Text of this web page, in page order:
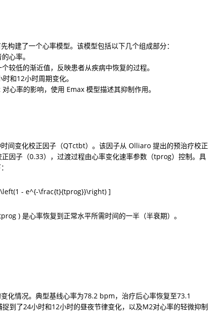
构建了一个心率模型。该模型包括以下几个组成部分：
心率。
较低的渐近值，反映患者从疾病中恢复的过程。
和12小时周期变化。
心率的影响，使用 Emax 模型描述其抑制作用。
间变化校正因子（QTctbt）。该因子从 Olliaro 提出的预治疗校正
因子（0.33），过渡过程由心率变化速率参数（tprog）控制。具
\left(1 - e^{-\frac{t}{tprog}}\right) ]
) 是心率恢复到正常水平所需时间的一半（半衰期）。
化情况。典型基线心率为78.2 bpm，治疗后心率恢复至73.1
到了24小时和12小时的昼夜节律变化，以及M2对心率的轻微抑制